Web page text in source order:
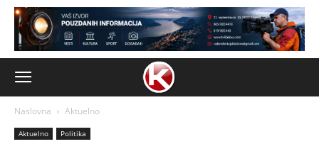
Naslovna Aktuelno
Aktuelno Politika